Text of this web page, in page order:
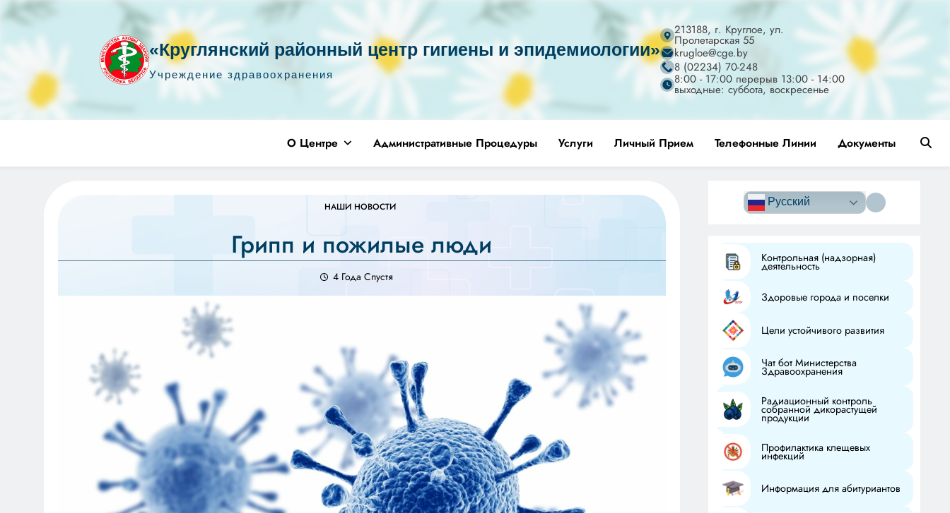
213188, г. Круглое, ул.
Пролетарская 55
krugloe@cge.by
8 (02234) 70-248
8:00 - 17:00 перерыв 13:00 - 14:00
выходные: суббота, воскресенье
«Круглянский районный центр гигиены и эпидемиологии»
Учреждение здравоохранения
УЗ "Круглянский районный центр гигиены и эпидемиологии"О Центре Административные Процедуры Услуги Личный Прием Телефонные Линии Документы
НАШИ НОВОСТИ
Грипп и пожилые люди
4 Года Спустя
Русский
для
слабовидящих
Контрольная (надзорная)
деятельность
Здоровые города и поселки
Цели устойчивого развития
Чат бот Министерства
Здравоохранения
Радиационный контроль
собранной дикорастущей
продукции
Профилактика клещевых
инфекций
Информация для абитуриантов